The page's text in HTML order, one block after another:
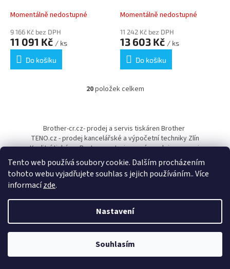
Tento web používá soubory cookie. Dalším procházením
tohoto webu vyjadřujete souhlas s jejich používáním.. Více
informacízde.
Nastavení
Souhlasím
TAB7807/10
Momentálně nedostupné
9 166 Kč bez DPH
11 091 Kč / ks
Do košíku
Momentálně nedostupné
11 242 Kč bez DPH
13 603 Kč / ks
Do košíku
O
d
a
í
p
k
y
v
ý
p
i
s
20položek celkem
a
Brother-cr.cz- prodej a servis tiskáren Brother
TENO.cz - prodej kancelářské a výpočetní techniky Zlín
Kvalitní tiskárny Pantum - autorizovaný prodejce a servis
Vytvořil Shoptet
Papírnictví TENO. Všechna práva vyhrazena.